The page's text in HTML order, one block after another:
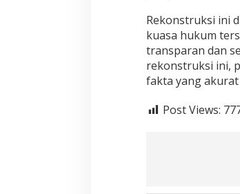
Rekonstruksi ini
kuasa hukum
transparan dan
rekonstruksi ini,
fakta yang
Post Views: